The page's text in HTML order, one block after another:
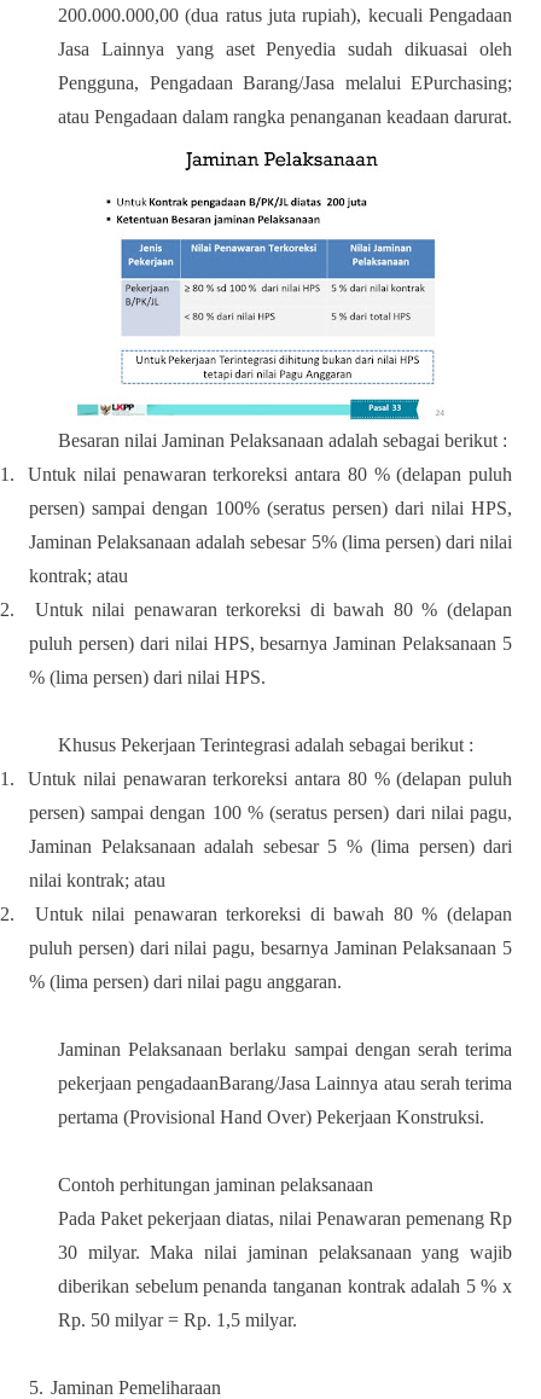
200.000.000,00 (dua ratus juta rupiah), kecuali Pengadaan
Jasa Lainnya yang aset Penyedia sudah dikuasai oleh
Pengguna, Pengadaan Barang/Jasa melalui EPurchasing;
atau Pengadaan dalam rangka penanganan keadaan darurat.
Besaran nilai Jaminan Pelaksanaan adalah sebagai berikut :
1.
Untuk nilai penawaran terkoreksi antara 80 % (delapan puluh
persen) sampai dengan 100% (seratus persen) dari nilai HPS,
Jaminan Pelaksanaan adalah sebesar 5% (lima persen) dari nilai
kontrak; atau
2.
Untuk nilai penawaran terkoreksi di bawah 80 % (delapan
puluh persen) dari nilai HPS, besarnya Jaminan Pelaksanaan 5
% (lima persen) dari nilai HPS.
Khusus Pekerjaan Terintegrasi adalah sebagai berikut :
1.
Untuk nilai penawaran terkoreksi antara 80 % (delapan puluh
persen) sampai dengan 100 % (seratus persen) dari nilai pagu,
Jaminan Pelaksanaan adalah sebesar 5 % (lima persen) dari
nilai kontrak; atau
2.
Untuk nilai penawaran terkoreksi di bawah 80 % (delapan
puluh persen) dari nilai pagu, besarnya Jaminan Pelaksanaan 5
% (lima persen) dari nilai pagu anggaran.
Jaminan Pelaksanaan berlaku sampai dengan serah terima
pekerjaan pengadaanBarang/Jasa Lainnya atau serah terima
pertama (Provisional Hand Over) Pekerjaan Konstruksi.
Contoh perhitungan jaminan pelaksanaan
Pada Paket pekerjaan diatas, nilai Penawaran pemenang Rp
30 milyar. Maka nilai jaminan pelaksanaan yang wajib
diberikan sebelum penanda tanganan kontrak adalah 5 % x
Rp. 50 milyar = Rp. 1,5 milyar.
5. Jaminan Pemeliharaan